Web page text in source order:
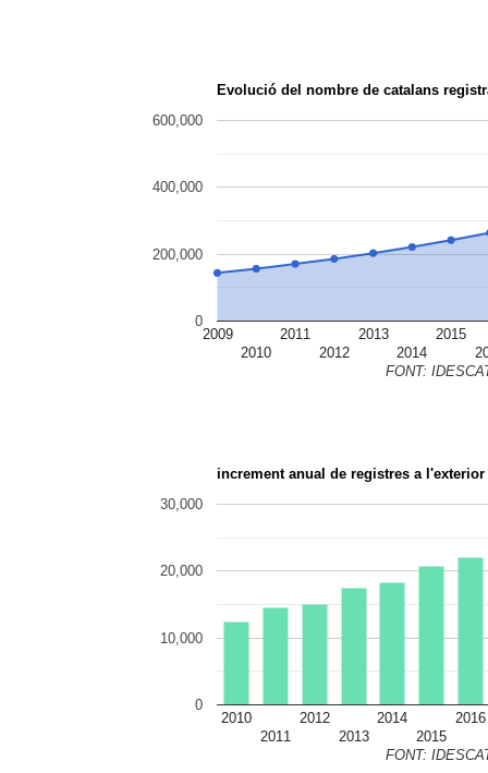
Evolució del nombre de catalans
2009
2010
2011
2012
2013
2014
2015
0
200,000
400,000
600,000
FONT:
increment anual de registres a l'exterior
2010
2011
2012
2013
2014
2015
2016
0
10,000
20,000
30,000
FONT: